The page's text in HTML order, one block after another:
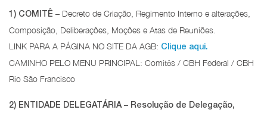
1) COMITÊ – Decreto de Criação, Regimento Interno e alterações,
Composição, Deliberações, Moções e Atas de Reuniões.
LINK PARA A PÁGINA NO SITE DA AGB: Clique aqui.
CAMINHO PELO MENU PRINCIPAL: Comitês / CBH Federal / CBH
Rio São Francisco
2) ENTIDADE DELEGATÁRIA – Resolução de Delegação,